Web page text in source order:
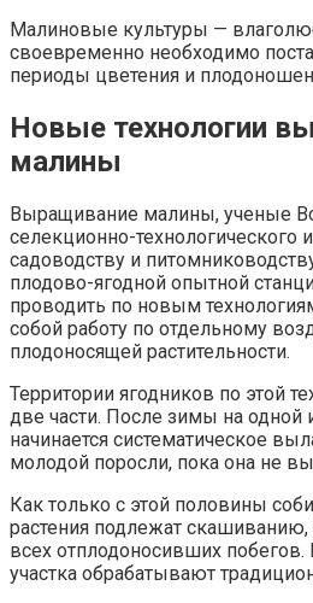
Малиновые культуры —
своевременно необходимо
периоды цветения и
Новые технологии
малины
Выращивание малины, ученые
селекционно-технологического
садоводству и
плодово-ягодной опытной
проводить по новым
собой работу по отдельному
плодоносящей растительности.
Территории ягодников по этой
две части. После зимы на одной
начинается систематическое
молодой поросли, пока она не
Как только с этой половины
растения подлежат
всех отплодоносивших
участка обрабатывают